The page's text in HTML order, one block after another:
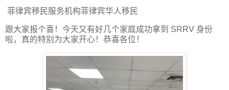
菲律宾移民服务机构菲律宾华人移民
跟大家报个喜！今天又有好几个家庭成功拿到 SRRV 身份
啦，真的特别为大家开心！恭喜各位！